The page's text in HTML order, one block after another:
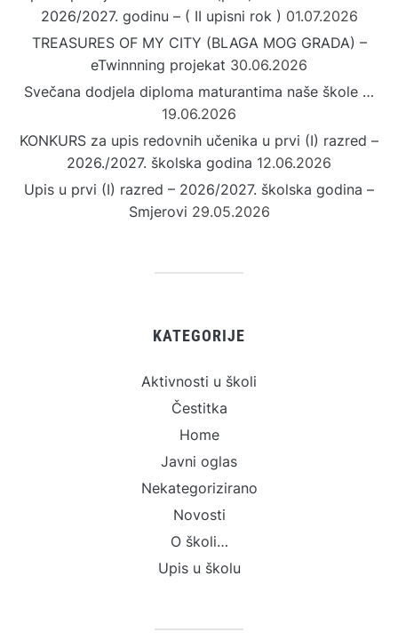
2026/2027. godinu – ( II upisni rok ) 01.07.2026
TREASURES OF MY CITY (BLAGA MOG GRADA) –
eTwinnning projekat 30.06.2026
Svečana dodjela diploma maturantima naše škole …
19.06.2026
KONKURS za upis redovnih učenika u prvi (I) razred –
2026./2027. školska godina 12.06.2026
Upis u prvi (I) razred – 2026/2027. školska godina –
Smjerovi 29.05.2026
KATEGORIJE
Aktivnosti u školi
Čestitka
Home
Javni oglas
Nekategorizirano
Novosti
O školi…
Upis u školu